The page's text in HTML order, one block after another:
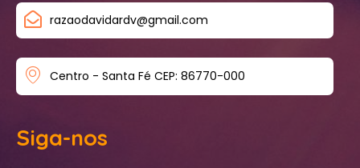
razaodavidardv@gmail.com
Centro - Santa Fé CEP: 86770-000
Siga-nos